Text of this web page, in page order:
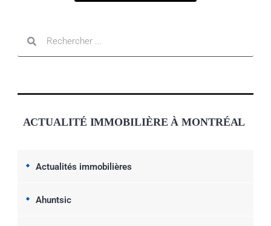
ACTUALITÉ IMMOBILIÈRE À MONTRÉAL
Actualités immobilières
Ahuntsic